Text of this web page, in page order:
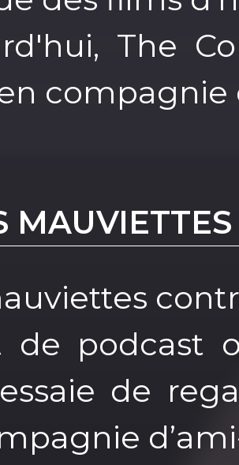
The
compagnie
de podcast
de